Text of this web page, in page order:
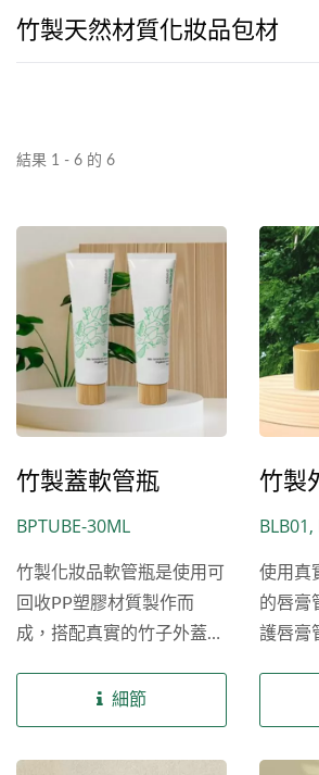
竹製天然材質化妝品包材
結果 1 - 6 的 6
竹製蓋軟管瓶
BPTUBE-30ML
竹製化妝品軟管瓶是使用可
回收PP塑膠材質製作而
成，搭配真實的竹子外蓋，
30ml左右，適用洗面乳、
洗髮精、潤髮乳、身體乳
細節
竹製
BLB01,
使用真
的唇膏
護唇膏
外一
底座使